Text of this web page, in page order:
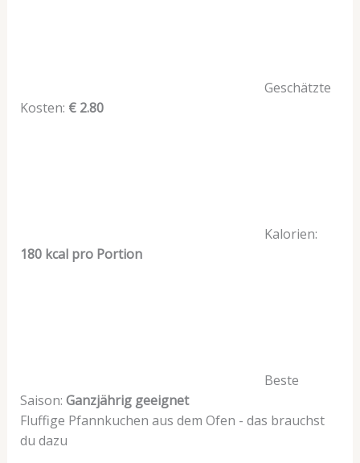
Geschätzte
Kosten: € 2.80
Kalorien:
180 kcal pro Portion
Beste
Saison: Ganzjährig geeignet
Fluffige Pfannkuchen aus dem Ofen - das brauchst
du dazu